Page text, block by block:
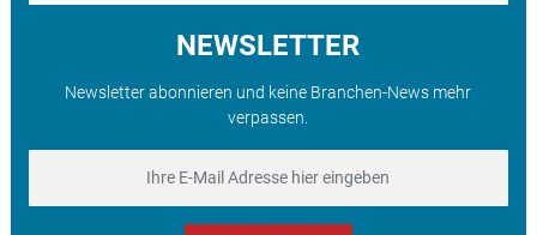
NEWSLETTER
Newsletter abonnieren und keine Branchen-News mehr
verpassen.